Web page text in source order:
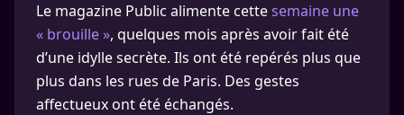
Le magazine Public alimente cettesemaine une
« brouille », quelques mois après avoir fait été
d’une idylle secrète. Ils ont été repérés plus que
plus dans les rues de Paris. Des gestes
affectueux ont été échangés.